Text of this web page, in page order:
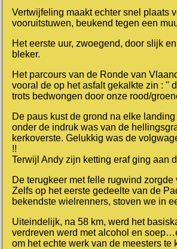
Vertwijfeling maakt echter snel plaats
vooruitstuwen, beukend tegen een
Het eerste uur, zwoegend, door slijk
bleker.
Het parcours van de Ronde van
vooral de op het asfalt gekalkte zin : "
trots bedwongen door onze rood/
De paus kust de grond na elke
onder de indruk was van de
kerkoverste. Gelukkig was de
!!
Terwijl Andy zijn ketting eraf ging aan
De terugkeer met felle rugwind
Zelfs op het eerste gedeelte van de
bekendste wielrenners, stoven we in
Uiteindelijk, na 58 km, werd het
verdreven werd met alcohol en
om het echte werk van de meesters te